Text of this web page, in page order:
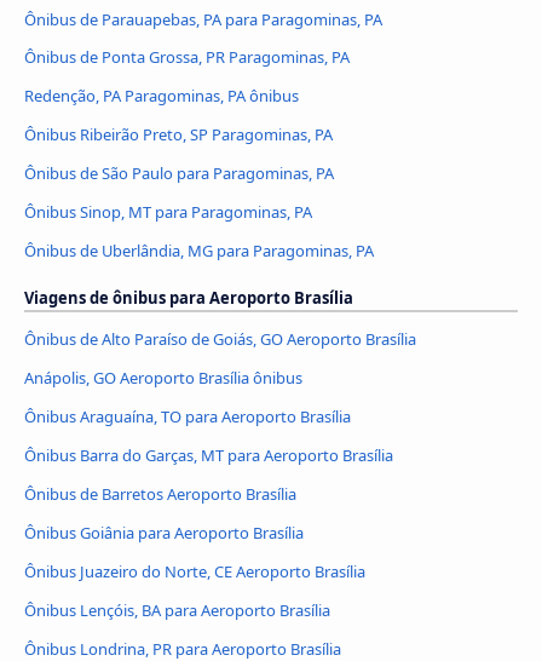
Ônibus de Parauapebas, PA para Paragominas, PA
Ônibus de Ponta Grossa, PR Paragominas, PA
Redenção, PA Paragominas, PA ônibus
Ônibus Ribeirão Preto, SP Paragominas, PA
Ônibus de São Paulo para Paragominas, PA
Ônibus Sinop, MT para Paragominas, PA
Ônibus de Uberlândia, MG para Paragominas, PA
Viagens de ônibus para Aeroporto Brasília
Ônibus de Alto Paraíso de Goiás, GO Aeroporto Brasília
Anápolis, GO Aeroporto Brasília ônibus
Ônibus Araguaína, TO para Aeroporto Brasília
Ônibus Barra do Garças, MT para Aeroporto Brasília
Ônibus de Barretos Aeroporto Brasília
Ônibus Goiânia para Aeroporto Brasília
Ônibus Juazeiro do Norte, CE Aeroporto Brasília
Ônibus Lençóis, BA para Aeroporto Brasília
Ônibus Londrina, PR para Aeroporto Brasília